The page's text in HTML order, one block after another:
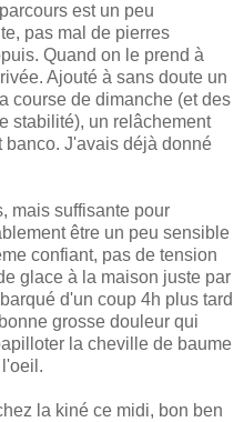
est un peu
pas mal de pierres
Quand on le prend à
Ajouté à sans doute un
course de dimanche (et des
stabilité), un relâchement
banco. J'avais déjà donné
mais suffisante pour
être un peu sensible
confiant, pas de tension
glace à la maison juste par
d'un coup 4h plus tard
grosse douleur qui
la cheville de baume
la kiné ce midi, bon ben